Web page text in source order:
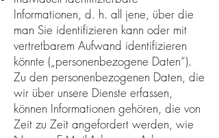
Informationen, d. h. all jene, über die
man Sie identifizieren kann oder mit
vertretbarem Aufwand identifizieren
könnte („personenbezogene Daten“).
Zu den personenbezogenen Daten, die
wir über unsere Dienste erfassen,
können Informationen gehören, die von
Zeit zu Zeit angefordert werden, wie